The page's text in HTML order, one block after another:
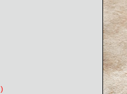
)